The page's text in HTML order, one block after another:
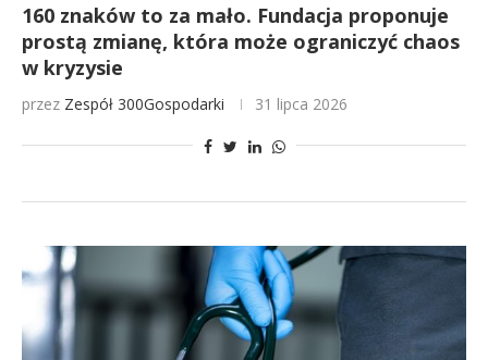
160 znaków to za mało. Fundacja proponuje
prostą zmianę, która może ograniczyć chaos
w kryzysie
przez Zespół 300Gospodarki 31 lipca 2026